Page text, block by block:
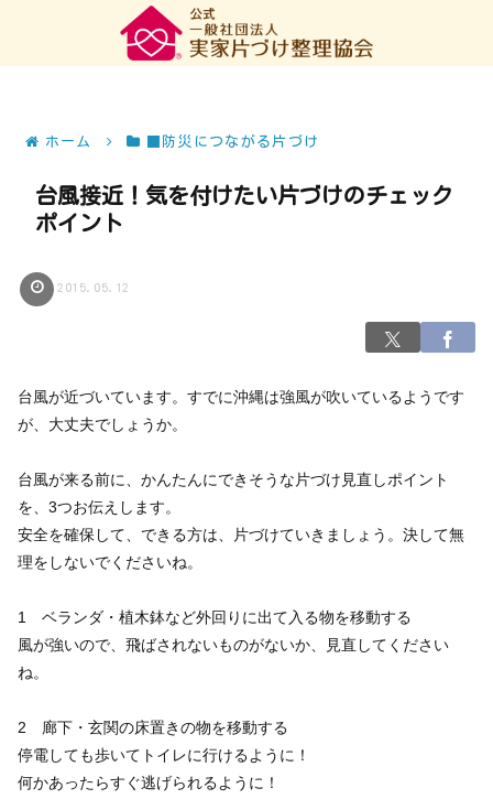
ホーム ■防災につながる片づけ
台風接近！気を付けたい片づけのチェック
ポイント
2015.05.12
台風が近づいています。すでに沖縄は強風が吹いているようです
が、大丈夫でしょうか。
台風が来る前に、かんたんにできそうな片づけ見直しポイント
を、3つお伝えします。
安全を確保して、できる方は、片づけていきましょう。決して無
理をしないでくださいね。
1 ベランダ・植木鉢など外回りに出て入る物を移動する
風が強いので、飛ばされないものがないか、見直してください
ね。
2 廊下・玄関の床置きの物を移動する
停電しても歩いてトイレに行けるように！
何かあったらすぐ逃げられるように！